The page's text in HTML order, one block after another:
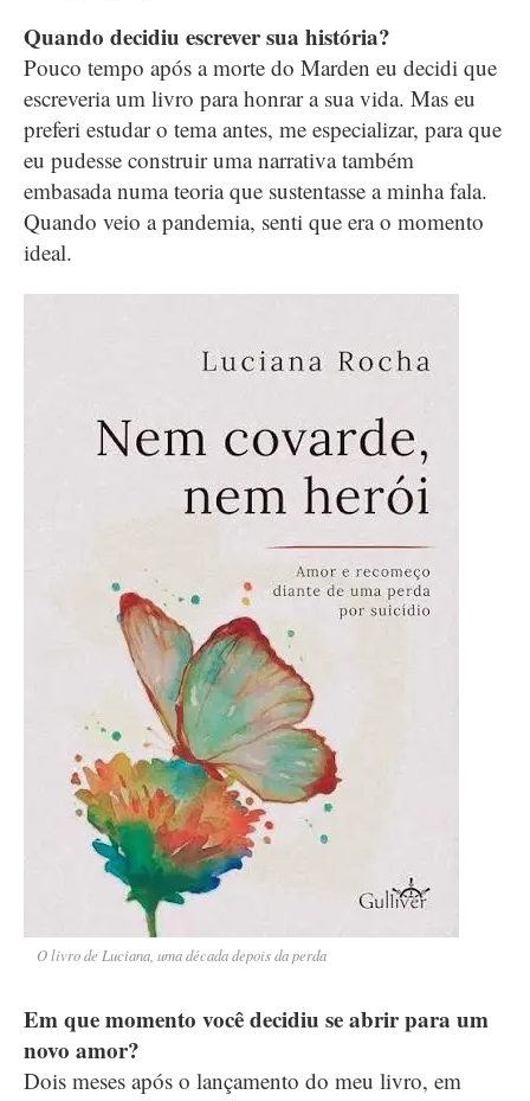
Quando decidiu escrever sua história?
Pouco tempo após a morte do Marden eu decidi que
escreveria um livro para honrar a sua vida. Mas eu
preferi estudar o tema antes, me especializar, para que
eu pudesse construir uma narrativa também
embasada numa teoria que sustentasse a minha fala.
Quando veio a pandemia, senti que era o momento
ideal.
O livro de Luciana, uma década depois da perda
Em que momento você decidiu se abrir para um
novo amor?
Dois meses após o lançamento do meu livro, em